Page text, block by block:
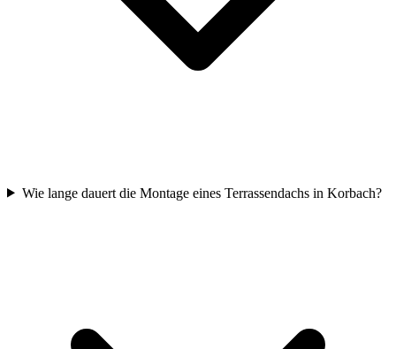
Wie lange dauert die Montage eines Terrassendachs in Korbach?